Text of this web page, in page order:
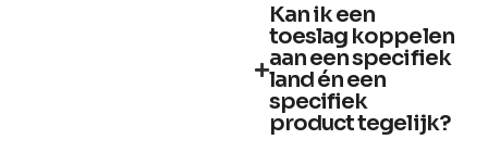
Kan ik een
toeslag koppelen
aan een specifiek
land én een
specifiek
product tegelijk?